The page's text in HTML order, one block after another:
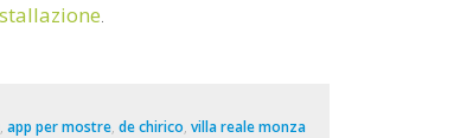
.
, app per mostre, de chirico, villa reale monza